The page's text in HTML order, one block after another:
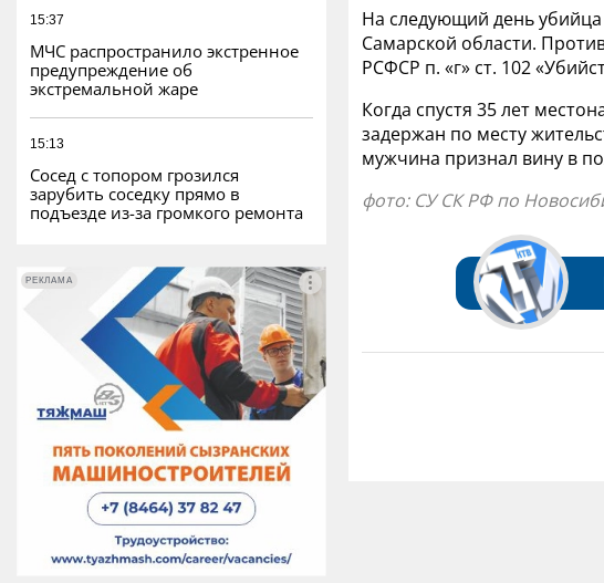
15:37
МЧС распространило экстренное
предупреждение об
экстремальной жаре
15:13
Сосед с топором грозился
зарубить соседку прямо в
подъезде из-за громкого ремонта
РЕКЛАМА РЕКЛАМА
На следующий день
Самарской области.
РСФСР п. «г» ст. 102
Когда спустя 35 лет
задержан по месту
мужчина признал вину в
фото: СУ СК РФ по